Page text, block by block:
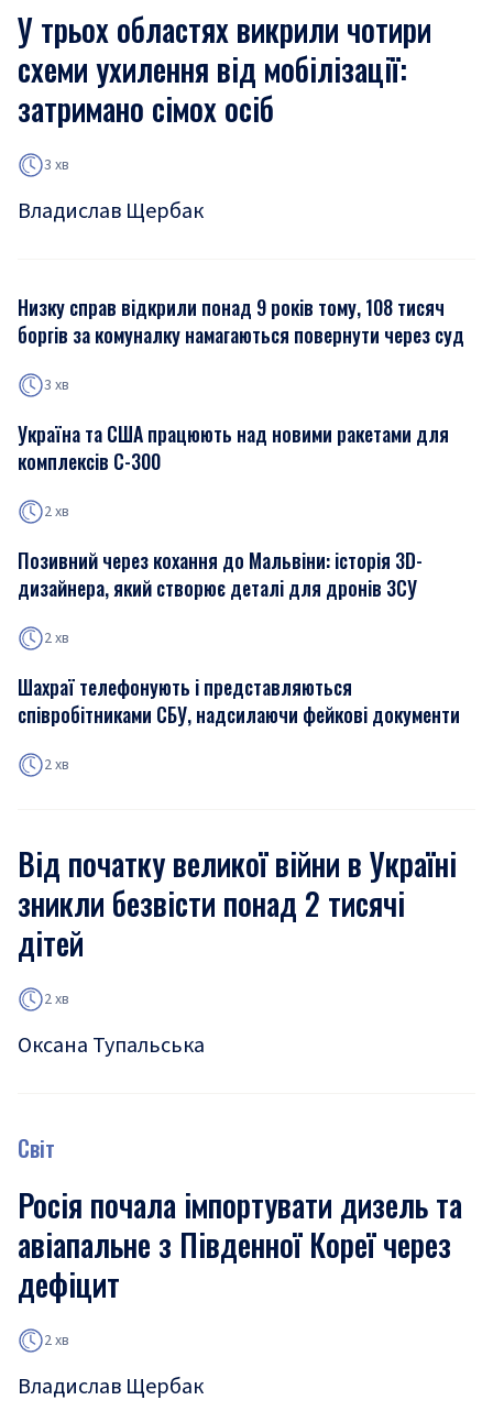
У трьох областях викрили чотири
схеми ухилення від мобілізації:
затримано сімох осіб
3 хв
Владислав Щербак
Низку справ відкрили понад 9 років тому, 108 тисяч
боргів за комуналку намагаються повернути через суд
3 хв
Україна та США працюють над новими ракетами для
комплексів С-300
2 хв
Позивний через кохання до Мальвіни: історія 3D-
дизайнера, який створює деталі для дронів ЗСУ
2 хв
Шахраї телефонують і представляються
співробітниками СБУ, надсилаючи фейкові документи
2 хв
Від початку великої війни в Україні
зникли безвісти понад 2 тисячі
дітей
2 хв
Оксана Тупальська
Світ
Росія почала імпортувати дизель та
авіапальне з Південної Кореї через
дефіцит
2 хв
Владислав Щербак